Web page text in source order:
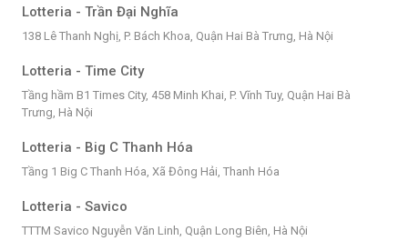
Lotteria - Trần Đại Nghĩa
138 Lê Thanh Nghị, P. Bách Khoa, Quận Hai Bà Trưng, Hà Nội
Lotteria - Time City
Tầng hầm B1 Times City, 458 Minh Khai, P. Vĩnh Tuy, Quận Hai Bà
Trưng, Hà Nội
Lotteria - Big C Thanh Hóa
Tầng 1 Big C Thanh Hóa, Xã Đông Hải, Thanh Hóa
Lotteria - Savico
TTTM Savico Nguyễn Văn Linh, Quận Long Biên, Hà Nội